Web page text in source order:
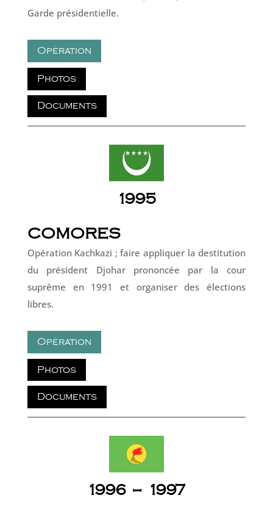
Garde présidentielle.
Opération
Photos
Documents
1995
COMORES
Opération Kachkazi ; faire appliquer la destitution
du président Djohar prononcée par la cour
suprême en 1991 et organiser des élections
libres.
Opération
Photos
Documents
1996 – 1997